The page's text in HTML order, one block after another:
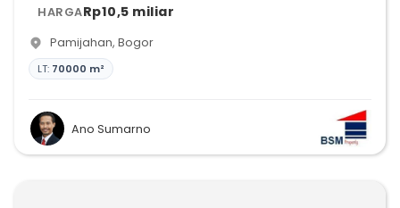
HARGARp10,5 miliar
Pamijahan, Bogor
LT: 70000 m²
Ano Sumarno